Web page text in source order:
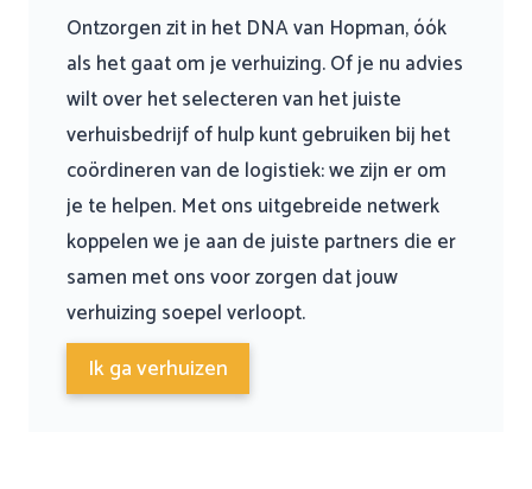
Ontzorgen zit in het DNA van Hopman, óók
als het gaat om je verhuizing. Of je nu advies
wilt over het selecteren van het juiste
verhuisbedrijf of hulp kunt gebruiken bij het
coördineren van de logistiek: we zijn er om
je te helpen. Met ons uitgebreide netwerk
koppelen we je aan de juiste partners die er
samen met ons voor zorgen dat jouw
verhuizing soepel verloopt.
Ik ga verhuizen